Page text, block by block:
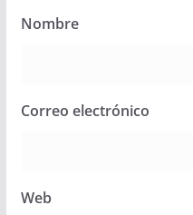
Nombre
Correo electrónico
Web